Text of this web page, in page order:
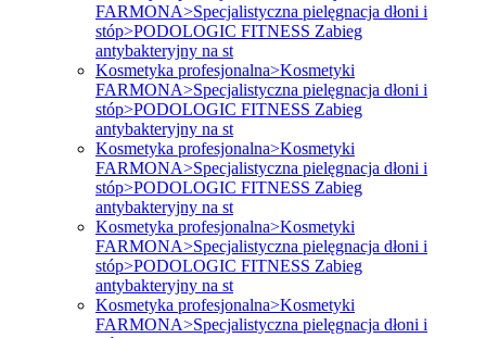
FARMONA>Specjalistyczna pielęgnacja dłoni i
stóp>PODOLOGIC FITNESS Zabieg
antybakteryjny na st
Kosmetyka profesjonalna>Kosmetyki
FARMONA>Specjalistyczna pielęgnacja dłoni i
stóp>PODOLOGIC FITNESS Zabieg
antybakteryjny na st
Kosmetyka profesjonalna>Kosmetyki
FARMONA>Specjalistyczna pielęgnacja dłoni i
stóp>PODOLOGIC FITNESS Zabieg
antybakteryjny na st
Kosmetyka profesjonalna>Kosmetyki
FARMONA>Specjalistyczna pielęgnacja dłoni i
stóp>PODOLOGIC FITNESS Zabieg
antybakteryjny na st
Kosmetyka profesjonalna>Kosmetyki
FARMONA>Specjalistyczna pielęgnacja dłoni i